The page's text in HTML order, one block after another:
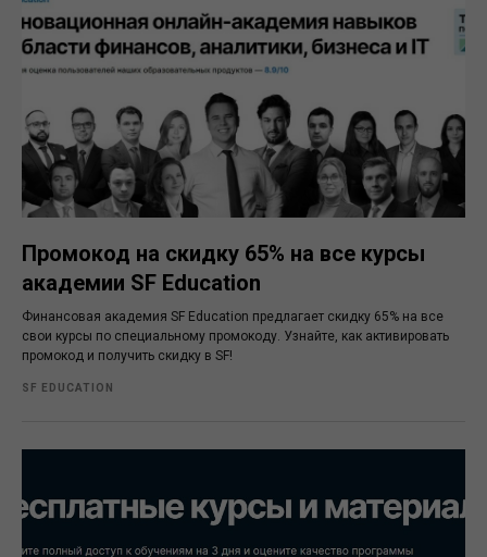
Промокод на скидку 65% на все курсы
академии SF Education
Финансовая академия SF Education предлагает скидку 65% на все
свои курсы по специальному промокоду. Узнайте, как активировать
промокод и получить скидку в SF!
SF EDUCATION